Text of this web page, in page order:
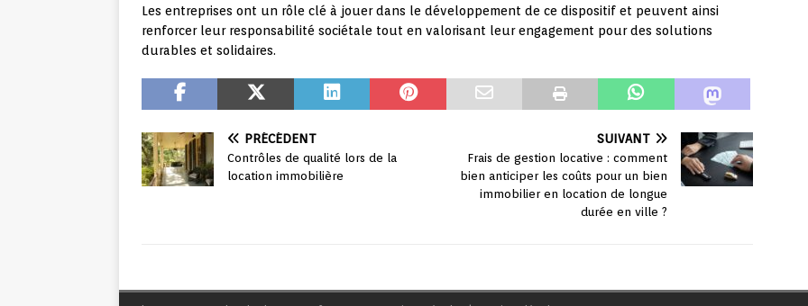
Les entreprises ont un rôle clé à jouer dans le développement de ce dispositif et peuvent ainsi
renforcer leur responsabilité sociétale tout en valorisant leur engagement pour des solutions
durables et solidaires.
PRÉCÉDENT
Contrôles de qualité lors de la
location immobilière
SUIVANT
Frais de gestion locative : comment
bien anticiper les coûts pour un bien
immobilier en location de longue
durée en ville ?